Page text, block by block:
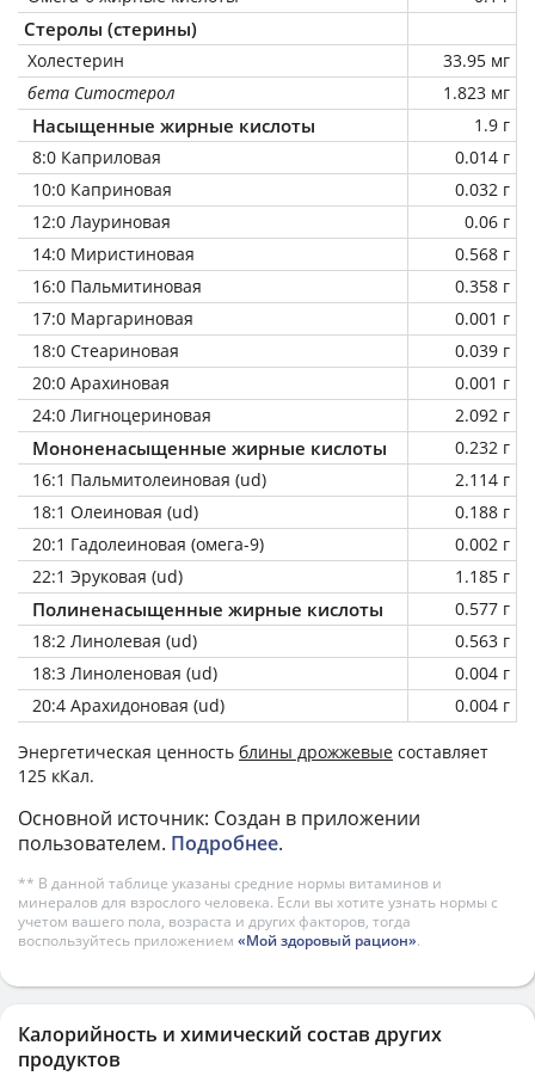
Стеролы (стерины)
Холестерин
33.95 мг
бета Ситостерол
1.823 мг
Насыщенные жирные кислоты
1.9 г
8:0 Каприловая
0.014 г
10:0 Каприновая
0.032 г
12:0 Лауриновая
0.06 г
14:0 Миристиновая
0.568 г
16:0 Пальмитиновая
0.358 г
17:0 Маргариновая
0.001 г
18:0 Стеариновая
0.039 г
20:0 Арахиновая
0.001 г
24:0 Лигноцериновая
2.092 г
Мононенасыщенные жирные кислоты
0.232 г
16:1 Пальмитолеиновая (ud)
2.114 г
18:1 Олеиновая (ud)
0.188 г
20:1 Гадолеиновая (омега-9)
0.002 г
22:1 Эруковая (ud)
1.185 г
Полиненасыщенные жирные кислоты
0.577 г
18:2 Линолевая (ud)
0.563 г
18:3 Линоленовая (ud)
0.004 г
20:4 Арахидоновая (ud)
0.004 г
Энергетическая ценность блины дрожжевые составляет
125 кКал.
Основной источник: Создан в приложении
пользователем. Подробнее.
** В данной таблице указаны средние нормы витаминов и
минералов для взрослого человека. Если вы хотите узнать нормы с
учетом вашего пола, возраста и других факторов, тогда
воспользуйтесь приложением «Мой здоровый рацион».
Калорийность и химический состав других
продуктов